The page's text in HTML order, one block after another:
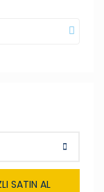
SATIN AL